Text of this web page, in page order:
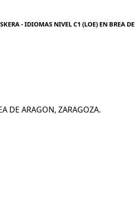
- IDIOMAS NIVEL C1 (LOE) EN BREA DE
DE ARAGON, ZARAGOZA.